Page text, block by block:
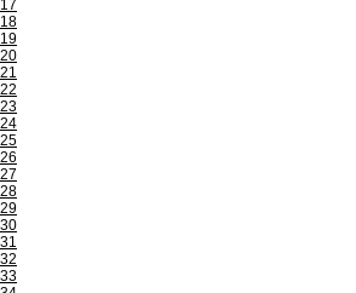
17
18
19
20
21
22
23
24
25
26
27
28
29
30
31
32
33